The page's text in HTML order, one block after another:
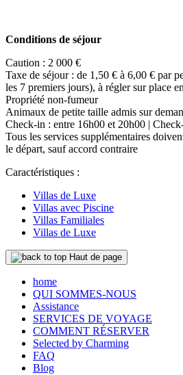
Conditions de séjour
Caution : 2 000 €
Taxe de séjour : de 1,50 € à 6,00 € par
les 7 premiers jours), à régler sur place
Propriété non-fumeur
Animaux de petite taille admis sur
Check-in : entre 16h00 et 20h00 |
Tous les services supplémentaires
le départ, sauf accord contraire
Caractéristiques :
Villas de Luxe
Villas avec Piscine
Villas Familiales
Villas de Luxe
Haut de page
home
QUI SOMMES-NOUS
Assistance
SERVICES DE VOYAGE
COMMENT RÉSERVER
Selected by Charming
FAQ
Blog